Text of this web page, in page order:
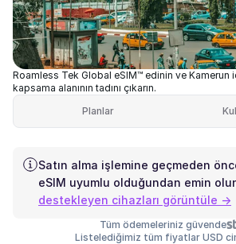
Roamless Tek Global eSIM™ edinin ve Kamerun
kapsama alanının tadını çıkarın.
Planlar
Satın alma işlemine geçmeden
eSIM uyumlu olduğundan emin
destekleyen cihazları görüntüle →
Tüm ödemeleriniz güvende
Listelediğimiz tüm fiyatlar USD